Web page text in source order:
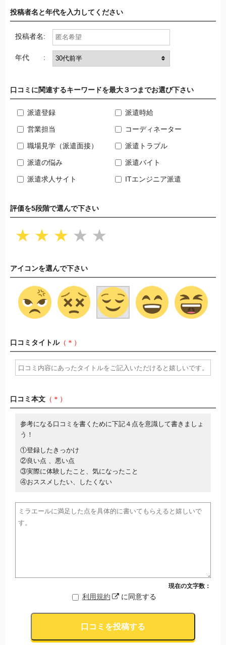
投稿者名と年代を入力してください
投稿者名:
年代 :
口コミに関連するキーワードを最大３つまでお選び下さい
派遣登録 派遣時給
営業担当 コーディネーター
職場見学（派遣面接） 派遣トラブル
派遣の悩み 派遣バイト
派遣求人サイト ITエンジニア派遣
評価を5段階で選んで下さい
★ ★ ★ ★ ★
アイコンを選んで下さい
口コミタイトル（＊）
口コミ本文 （＊）
参考になる口コミを書くために下記４点を意識して書きましょ
う！
①登録したきっかけ
②良い点 、悪い点
③実際に体験したこと、気になったこと
④おススメしたい、したくない
現在の文字数：
利用規約 に同意する
口コミを投稿する